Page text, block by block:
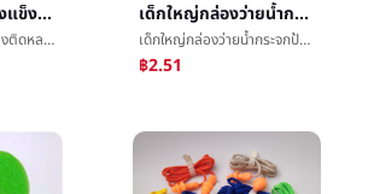
epeไข่มุกฝ้ายของแข็งติดหลอดขาวเส้นผ่าศูนย์กลาง203040โฟมบทความกระบอกสูบการพยุงราคาการจัดดอกไม้ติดæฟองน้ำ
epeไข่มุกฝ้ายของแข็งติดหลอดขาวเส้นผ่าศูนย์กลาง203040โฟมบทความกระบอกสูบการพยุงราคาการจัดดอกไม้ติดæฟองน้ำ
เด็กใหญ่กล่องว่ายน้ำกระจกป้องกันตากันน้ำป้องกันหมอกHDเด็กชายและหญิงโปร่งใสการดำน้ำç¼กระจกหมวกว่ายน้ำตั้งพืช
เด็กใหญ่กล่องว่ายน้ำกระจกป้องกันตากันน้ำป้องกันหมอกHDเด็กชายและหญิงโปร่งใสการดำน้ำç¼กระจกหมวกว่ายน้ำตั้งพืช
฿2.51